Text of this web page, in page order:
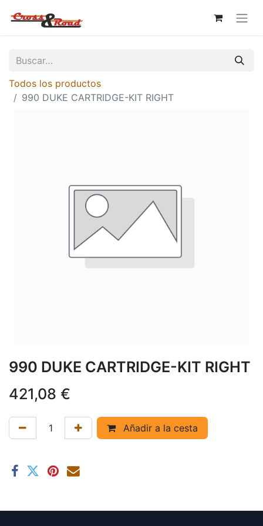
Todos los productos
990 DUKE CARTRIDGE-KIT RIGHT
990 DUKE CARTRIDGE-KIT RIGHT
421,08 €
Añadir a la cesta